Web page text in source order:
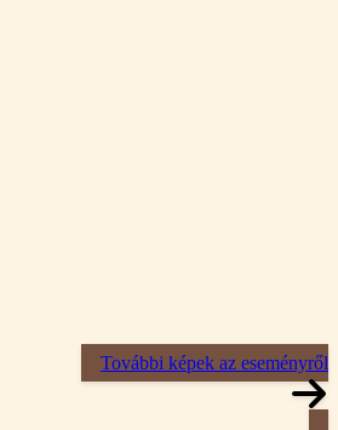
További képek az eseményről